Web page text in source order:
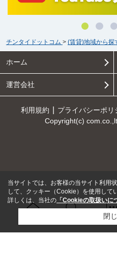
問い
チンタイドットコム > (賃貸)地域から探
ホーム
運営会社
利用規約 プライバシーポリ
Copyright(c)
当サイトでは、お客様の当サイト利用
して、クッキー（Cookie）を使用して
詳しくは、当社の 「Cookieの取扱いに
閉